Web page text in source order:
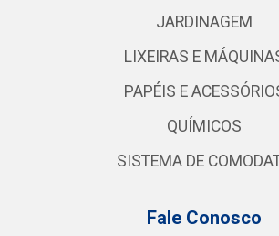
JARDINAGEM
LIXEIRAS E
PAPÉIS E
QUÍMICOS
SISTEMA DE
Fale Conosco